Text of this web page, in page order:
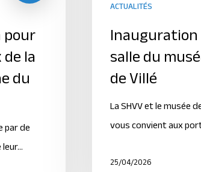
pour
la
du
par de
ACTUALITÉS
Inauguration
salle du
de Villé
La SHVV et le musée
vous convient aux
25/04/2026